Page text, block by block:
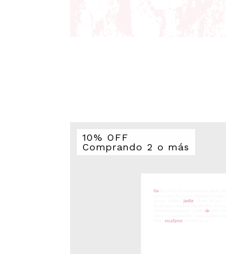
10% OFF
Comprando 2 o más